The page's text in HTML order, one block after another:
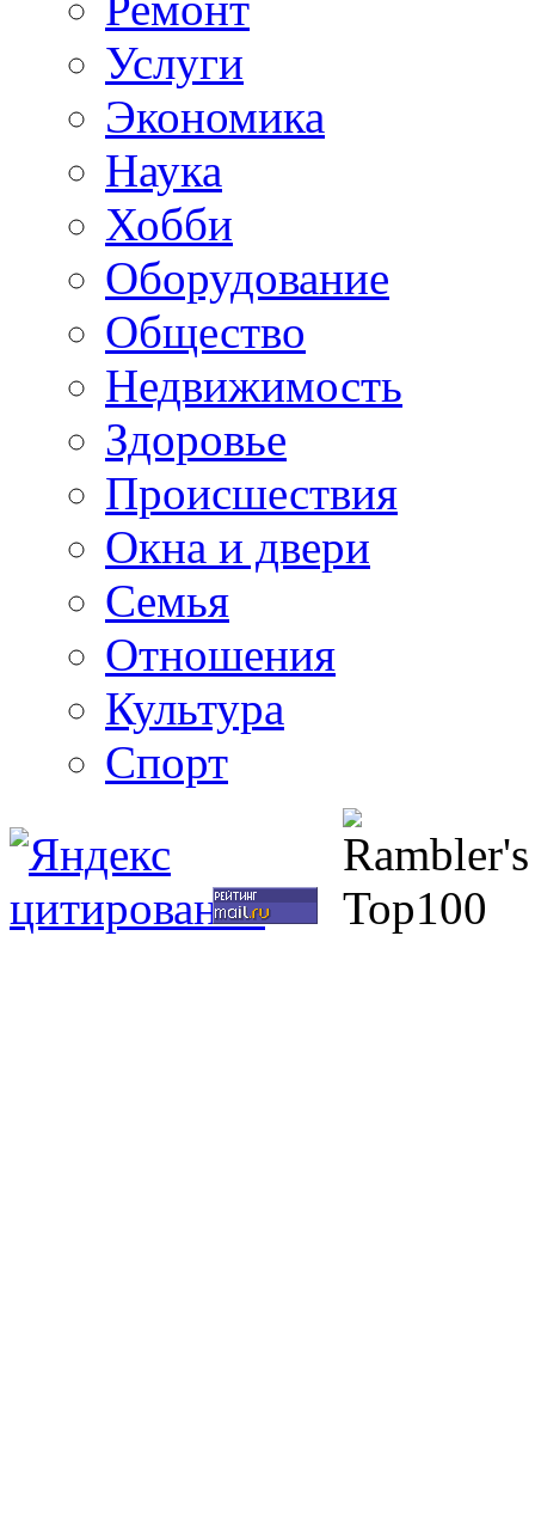
Услуги
Экономика
Наука
Хобби
Оборудование
Общество
Недвижимость
Здоровье
Происшествия
Окна и двери
Семья
Отношения
Культура
Спорт